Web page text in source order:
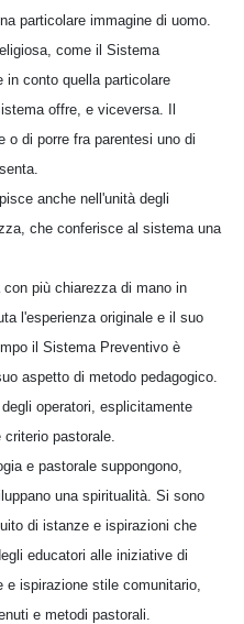
particolare immagine di uomo.
come il Sistema
in conto quella particolare
offre, e viceversa. Il
o di porre fra parentesi uno di
anche nell'unità degli
che conferisce al sistema una
più chiarezza di mano in
l'esperienza originale e il suo
il Sistema Preventivo è
aspetto di metodo pedagogico.
operatori, esplicitamente
pastorale.
e pastorale suppongono,
una spiritualità. Si sono
di istanze e ispirazioni che
educatori alle iniziative di
e ispirazione stile comunitario,
e metodi pastorali.